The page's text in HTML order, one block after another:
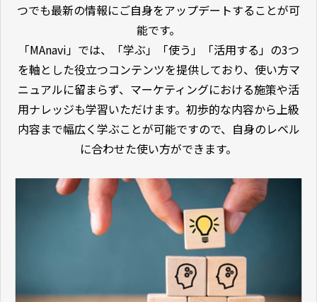
つでも最新の情報にご自身をアップデートすることが可
能です。
「MAnavi」では、「学ぶ」「使う」「活用する」の3つ
を軸とした役立つコンテンツを提供しており、使い方マ
ニュアルに留まらず、マーケティングにおける施策や活
用ナレッジも学習いただけます。初歩的な内容から上級
内容まで幅広く学ぶことが可能ですので、自身のレベル
に合わせた使い方ができます。